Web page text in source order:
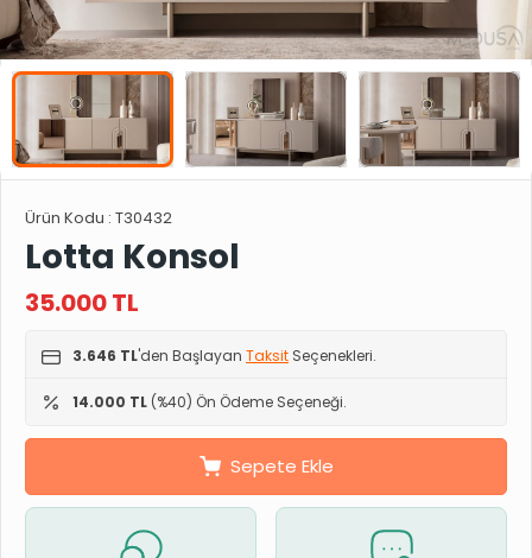
Ürün Kodu : T30432
Lotta Konsol
35.000TL
3.646 TL'den Başlayan Taksit Seçenekleri.
14.000 TL (%40) Ön Ödeme Seçeneği.
Sepete Ekle